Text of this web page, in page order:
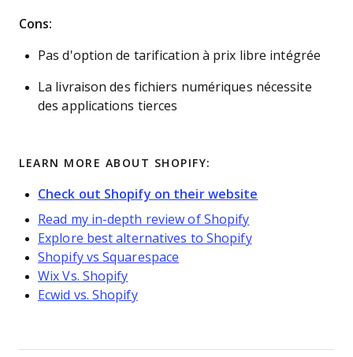
Cons:
Pas d'option de tarification à prix libre intégrée
La livraison des fichiers numériques nécessite
des applications tierces
LEARN MORE ABOUT SHOPIFY:
Check out Shopify on their website
Read my in-depth review of Shopify
Explore best alternatives to Shopify
Shopify vs Squarespace
Wix Vs. Shopify
Ecwid vs. Shopify